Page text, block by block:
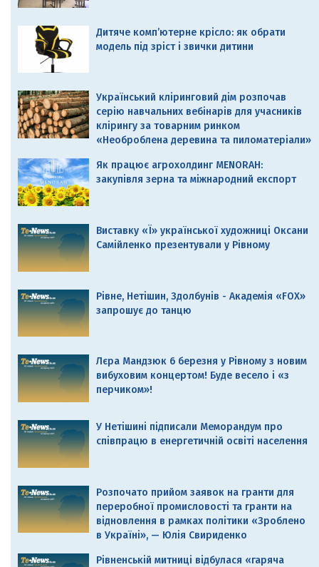
Дитяче комп’ютерне крісло: як обрати
модель під зріст і звички дитини
Український кліринговий дім розпочав
серію навчальних вебінарів для учасників
клірингу за товарним ринком
«Необроблена деревина та пиломатеріали»
Як працює агрохолдинг MENORAH:
закупівля зерна та міжнародний експорт
Виставку «Ї» української художниці Оксани
Самійленко презентували у Рівному
Рівне, Нетішин, Здолбунів - Академія «FOX»
запрошує до танцю
Лєра Мандзюк 6 березня у Рівному з новим
вибуховим концертом! Буде весело і «з
перчиком»!
У Нетішині підписали Меморандум про
співпрацю в енергетичній освіті населення
Розпочато прийом заявок на гранти для
переробної промисловості та гранти на
відновлення в рамках політики «Зроблено
в Україні», — Юлія Свириденко
Рівненській митниці відбулася «гаряча